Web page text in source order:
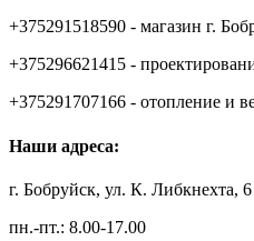
+375291518590 - магазин г.
+375296621415 -
+375291707166 - отопление и
Наши адреса:
г. Бобруйск, ул. К. Либкнехта,
пн.-пт.: 8.00-17.00